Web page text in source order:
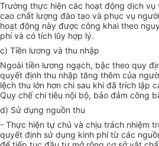
Trường thực hiện các hoạt động dịch vụ
cao chất lượng đào tạo và phục vụ
hoạt động này được công khai theo
phí và có tích lũy hợp lý.
c) Tiền lương và thu nhập
Ngoài tiền lương ngạch, bậc theo quy
quyết định thu nhập tăng thêm của
lệch thu lớn hơn chi sau khi đã trích lập
Quy chế chi tiêu nội bộ, bảo đảm công
d) Sử dụng nguồn thu
- Thực hiện tự chủ và chịu trách nhiệm
quyết định sử dụng kinh phí từ các